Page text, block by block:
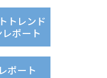
トレンド
ポート
ポート